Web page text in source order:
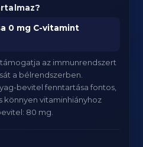
0 mg C-vitamint
az immunrendszert
a bélrendszerben.
bevitel fenntartása fontos,
könnyen vitaminhiányhoz
80 mg.